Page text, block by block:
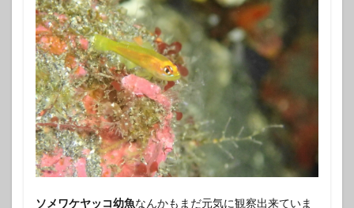
ソメワケヤッコ幼魚なんかもまだ元気に観察出来ていま